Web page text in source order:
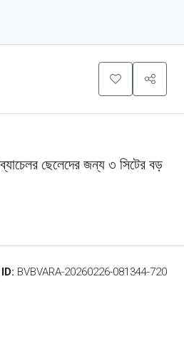
ছেলেদের জন্য ৩ সিটের বড়
BVBVARA-20260226-081344-720